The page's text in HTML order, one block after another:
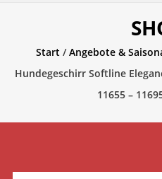
Start /Angebote &
Hundegeschirr Softline
11655 –